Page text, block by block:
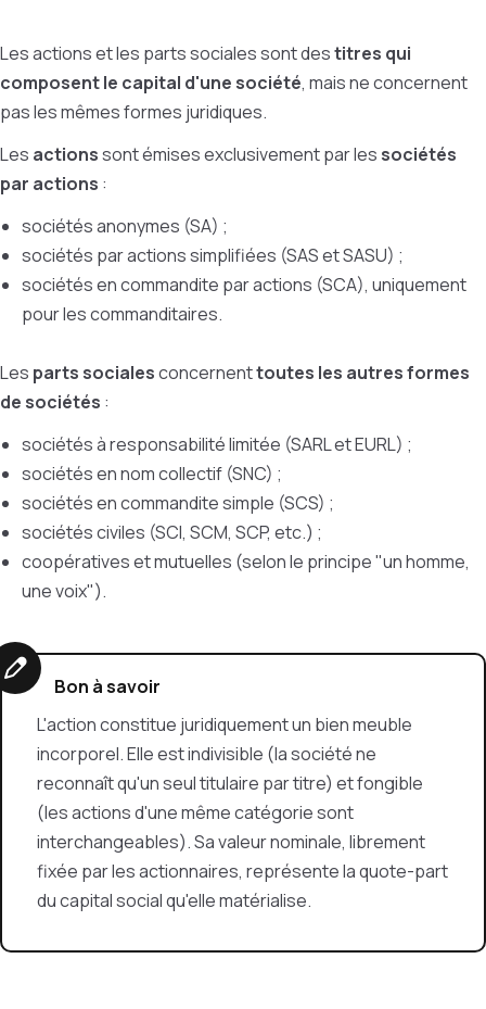
Les actions et les parts sociales sont destitres qui
composent le capital d'une société, mais ne concernent
pas les mêmes formes juridiques.
Les actionssont émises exclusivement par les sociétés
par actions :
sociétés anonymes (SA) ;
sociétés par actions simplifiées (SAS et SASU) ;
sociétés en commandite par actions (SCA), uniquement
pour les commanditaires.
Les parts socialesconcernenttoutes les autres formes
de sociétés :
sociétés à responsabilité limitée (SARL et EURL) ;
sociétés en nom collectif (SNC) ;
sociétés en commandite simple (SCS) ;
sociétés civiles (SCI, SCM, SCP, etc.) ;
coopératives et mutuelles (selon le principe "un homme,
une voix").
Bon à savoir
L'action constitue juridiquement un bien meuble
incorporel. Elle est indivisible (la société ne
reconnaît qu'un seul titulaire par titre) et fongible
(les actions d'une même catégorie sont
interchangeables). Sa valeur nominale, librement
fixée par les actionnaires, représente la quote-part
du capital social qu'elle matérialise.